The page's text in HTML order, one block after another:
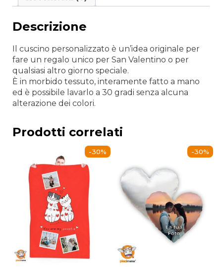
Descrizione
Il cuscino personalizzato è un’idea originale per
fare un regalo unico per San Valentino o per
qualsiasi altro giorno speciale.
È in morbido tessuto, interamente fatto a mano
ed è possibile lavarlo a 30 gradi senza alcuna
alterazione dei colori.
Prodotti correlati
-30% -30%